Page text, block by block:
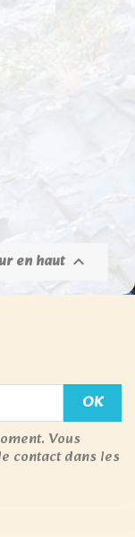
en haut 
Vous
contact dans les